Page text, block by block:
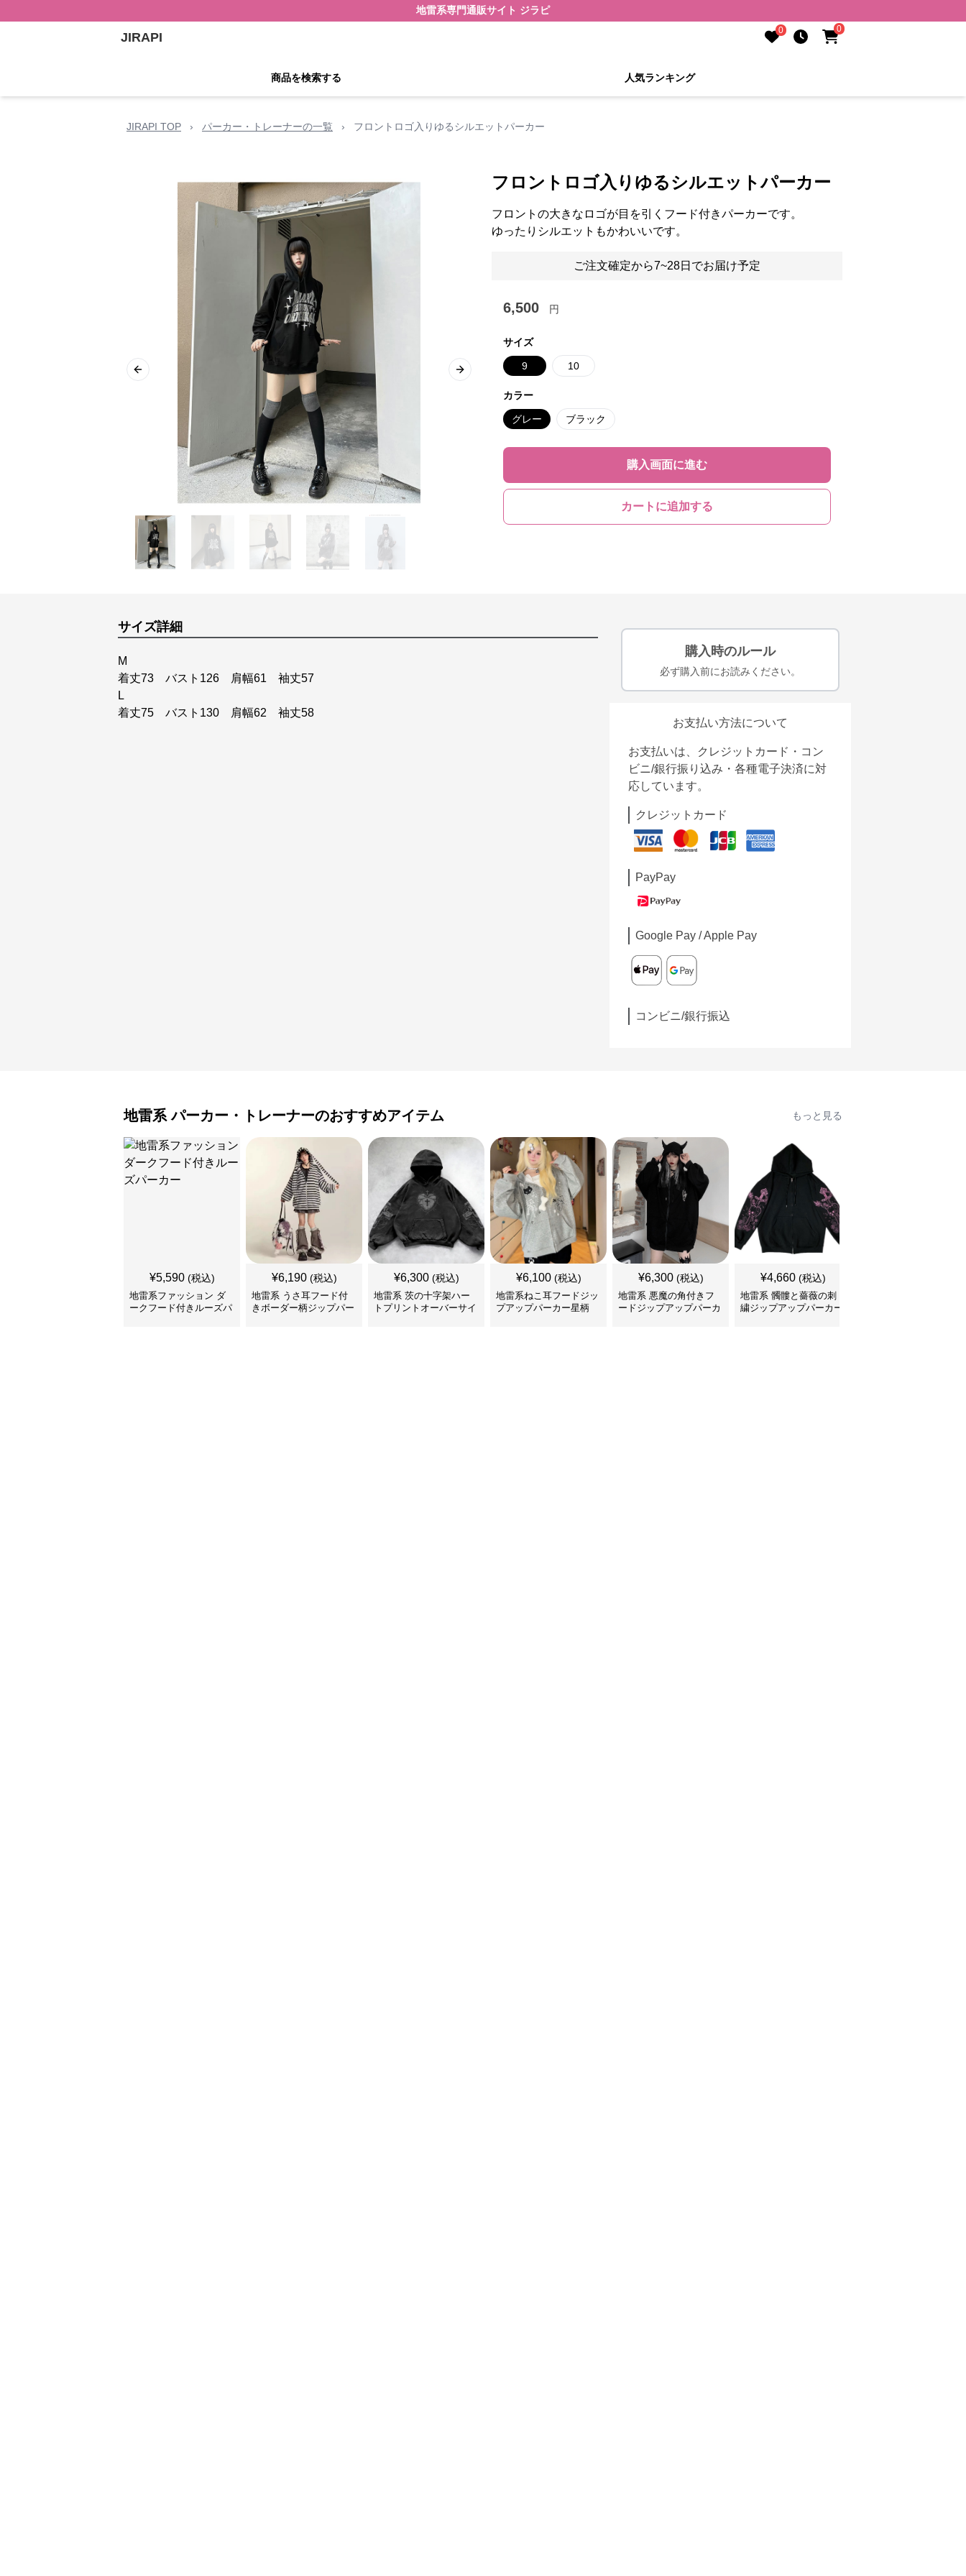
地雷系専門通販サイト ジラピ
JIRAPI 0 0
商品を検索する 人気ランキング
JIRAPI TOP › パーカー・トレーナーの一覧 › フロントロゴ入りゆるシルエットパーカー
Previous slide Next slide
フロントロゴ入りゆるシルエットパーカー
フロントの大きなロゴが目を引くフード付きパーカーです。
ゆったりシルエットもかわいいです。
ご注文確定から7~28日でお届け予定
6,500 円
サイズ
9 10
カラー
グレー ブラック
購入画面に進む
カートに追加する
サイズ詳細
M
着丈73 バスト126 肩幅61 袖丈57
L
着丈75 バスト130 肩幅62 袖丈58
購入時のルール
必ず購入前にお読みください。
お支払い方法について
お支払いは、クレジットカード・コン
ビニ/銀行振り込み・各種電子決済に対
応しています。
クレジットカード
PayPay
Google Pay / Apple Pay
コンビニ/銀行振込
地雷系 パーカー・トレーナーのおすすめアイテム もっと見る
¥5,590 (税込)
地雷系ファッション ダ
ークフード付きルーズパ
¥6,190 (税込)
地雷系 うさ耳フード付
きボーダー柄ジップパー
¥6,300 (税込)
地雷系 茨の十字架ハー
トプリントオーバーサイ
¥6,100 (税込)
地雷系ねこ耳フードジッ
プアップパーカー星柄
¥6,300 (税込)
地雷系 悪魔の角付きフ
ードジップアップパーカ
¥4,660 (税込)
地雷系 髑髏と薔薇の刺
繍ジップアップパーカー